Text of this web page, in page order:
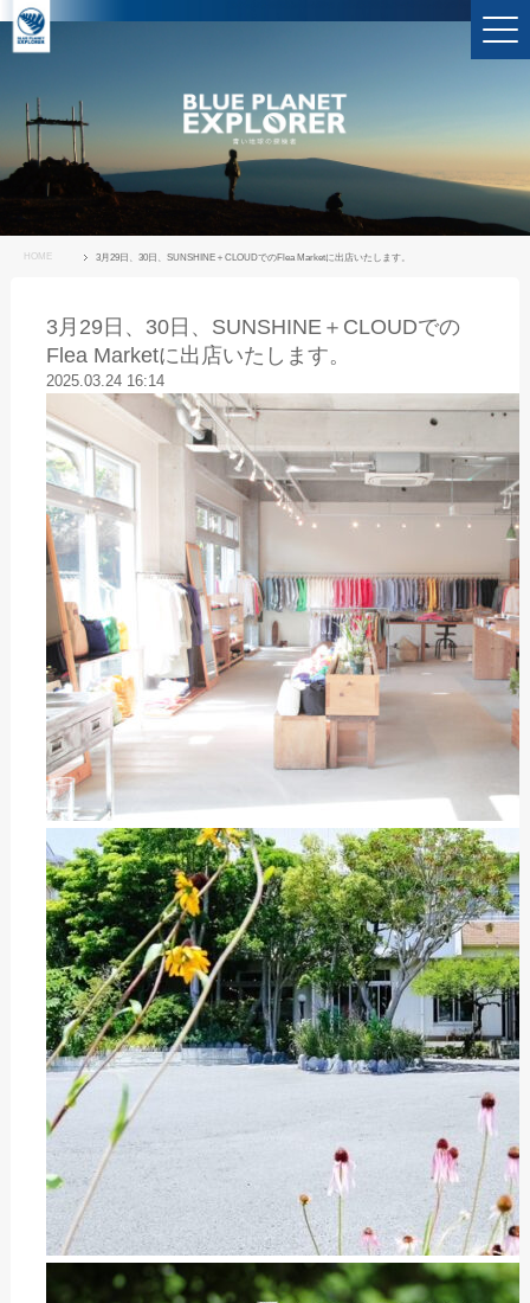
HOME 3月29日、30日、SUNSHINE＋CLOUDでのFlea Marketに出店いたします。
3月29日、30日、SUNSHINE＋CLOUDでの
Flea Marketに出店いたします。
2025.03.24 16:14